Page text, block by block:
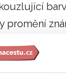
promění